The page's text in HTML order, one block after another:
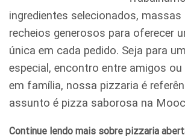
ingredientes selecionados, massas
recheios generosos para oferecer
única em cada pedido. Seja para
especial, encontro entre amigos
em família, nossa pizzaria é
assunto é pizza saborosa na
Continue lendo mais sobre pizzaria